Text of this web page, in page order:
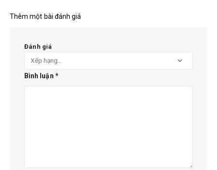
Thêm một bài đánh giá
Đánh giá
Bình luận *